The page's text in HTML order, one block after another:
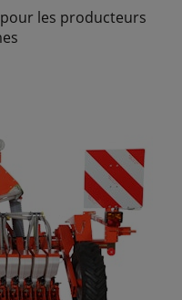
les producteurs